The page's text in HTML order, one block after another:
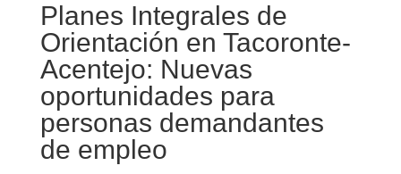
Planes Integrales de
Orientación en Tacoronte-
Acentejo: Nuevas
oportunidades para
personas demandantes
de empleo